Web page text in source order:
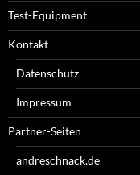
Test-Equipment
Kontakt
Datenschutz
Impressum
Partner-Seiten
andreschnack.de